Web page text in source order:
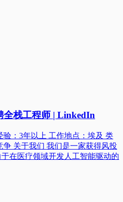
全栈工程师 | LinkedIn
：3年以上 工作地点：埃及 类
关于我们 我们是一家获得风投
在医疗领域开发人工智能驱动的